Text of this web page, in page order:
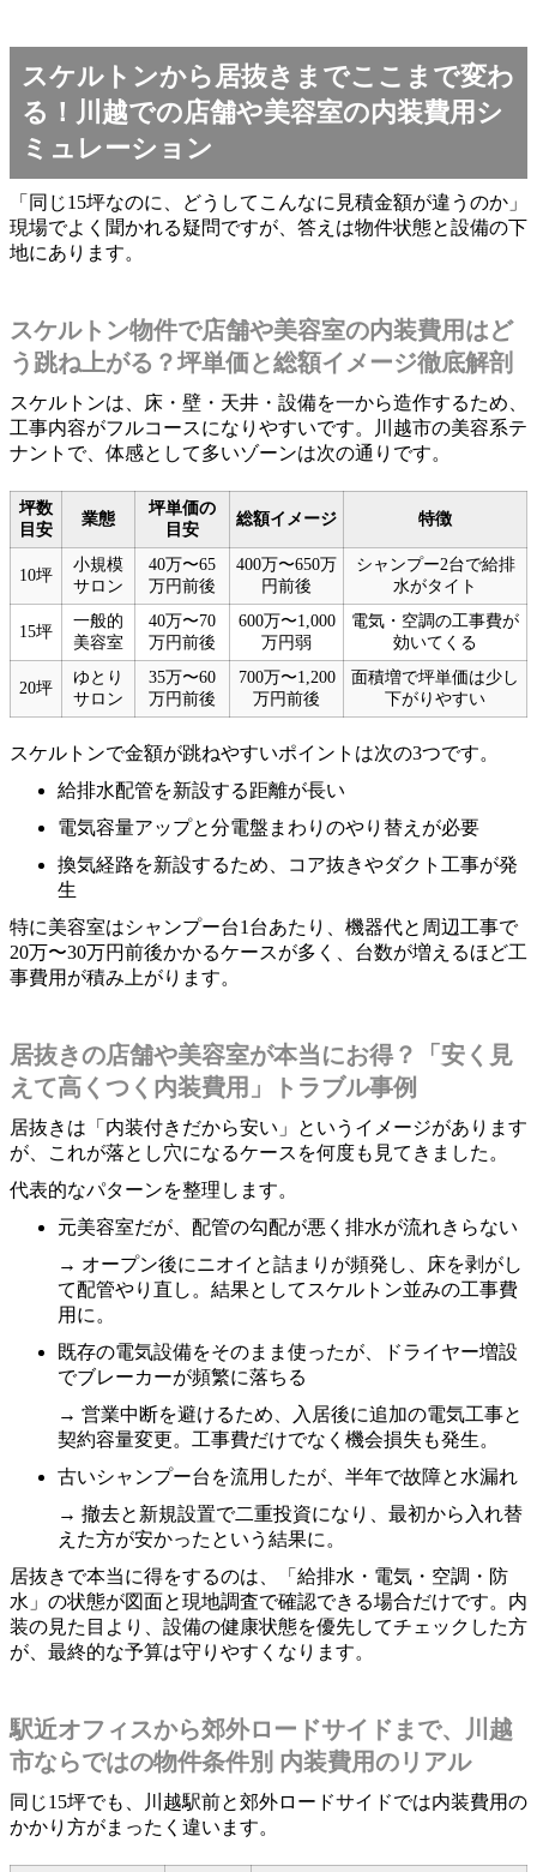
スケルトンから居抜きまでここまで変わ
る！川越での店舗や美容室の内装費用シ
ミュレーション
「同じ15坪なのに、どうしてこんなに見積金額が違うのか」
現場でよく聞かれる疑問ですが、答えは物件状態と設備の下
地にあります。
スケルトン物件で店舗や美容室の内装費用はど
う跳ね上がる？坪単価と総額イメージ徹底解剖
スケルトンは、床・壁・天井・設備を一から造作するため、
工事内容がフルコースになりやすいです。川越市の美容系テ
ナントで、体感として多いゾーンは次の通りです。
坪数
目安
業態
坪単価の
目安
総額イメージ 特徴
10坪
小規模
サロン
40万〜65
万円前後
400万〜650万
円前後
シャンプー2台で給排
水がタイト
15坪
一般的
美容室
40万〜70
万円前後
600万〜1,000
万円弱
電気・空調の工事費が
効いてくる
20坪
ゆとり
サロン
35万〜60
万円前後
700万〜1,200
万円前後
面積増で坪単価は少し
下がりやすい
スケルトンで金額が跳ねやすいポイントは次の3つです。
給排水配管を新設する距離が長い
電気容量アップと分電盤まわりのやり替えが必要
換気経路を新設するため、コア抜きやダクト工事が発
生
特に美容室はシャンプー台1台あたり、機器代と周辺工事で
20万〜30万円前後かかるケースが多く、台数が増えるほど工
事費用が積み上がります。
居抜きの店舗や美容室が本当にお得？「安く見
えて高くつく内装費用」トラブル事例
居抜きは「内装付きだから安い」というイメージがあります
が、これが落とし穴になるケースを何度も見てきました。
代表的なパターンを整理します。
元美容室だが、配管の勾配が悪く排水が流れきらない
→ オープン後にニオイと詰まりが頻発し、床を剥がし
て配管やり直し。結果としてスケルトン並みの工事費
用に。
既存の電気設備をそのまま使ったが、ドライヤー増設
でブレーカーが頻繁に落ちる
→ 営業中断を避けるため、入居後に追加の電気工事と
契約容量変更。工事費だけでなく機会損失も発生。
古いシャンプー台を流用したが、半年で故障と水漏れ
→ 撤去と新規設置で二重投資になり、最初から入れ替
えた方が安かったという結果に。
居抜きで本当に得をするのは、「給排水・電気・空調・防
水」の状態が図面と現地調査で確認できる場合だけです。内
装の見た目より、設備の健康状態を優先してチェックした方
が、最終的な予算は守りやすくなります。
駅近オフィスから郊外ロードサイドまで、川越
市ならではの物件条件別 内装費用のリアル
同じ15坪でも、川越駅前と郊外ロードサイドでは内装費用の
かかり方がまったく違います。